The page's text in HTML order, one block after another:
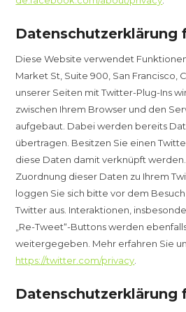
Datenschutzerklärung
Diese Website verwendet Funktionen
Market St, Suite 900, San Francisco,
unserer Seiten mit Twitter-Plug-Ins
zwischen Ihrem Browser und den
aufgebaut. Dabei werden bereits
übertragen. Besitzen Sie einen
diese Daten damit verknüpft
Zuordnung dieser Daten zu Ihrem
loggen Sie sich bitte vor dem
Twitter aus. Interaktionen,
„Re-Tweet“-Buttons werden
weitergegeben. Mehr erfahren Sie
https://twitter.com/privacy
Datenschutzerklärung